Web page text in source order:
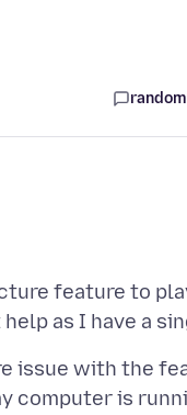
feature to
issue with the
computer is